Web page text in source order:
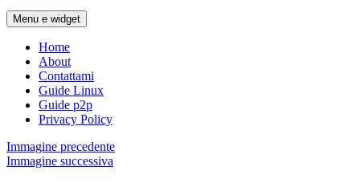
Menu e widget
Home
About
Contattami
Guide Linux
Guide p2p
Privacy Policy
Immagine precedente
Immagine successiva